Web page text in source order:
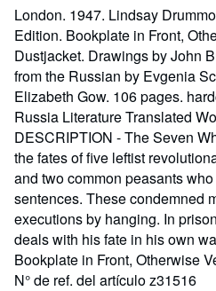
London. 1947. Lindsay
Edition. Bookplate in Front,
Dustjacket. Drawings by John
from the Russian by Evgenia
Elizabeth Gow. 106 pages.
Russia Literature Translated
DESCRIPTION - The Seven
the fates of five leftist
and two common peasants
sentences. These condemned
executions by hanging. In
deals with his fate in his own
Bookplate in Front, Otherwise
N° de ref. del artículo z31516